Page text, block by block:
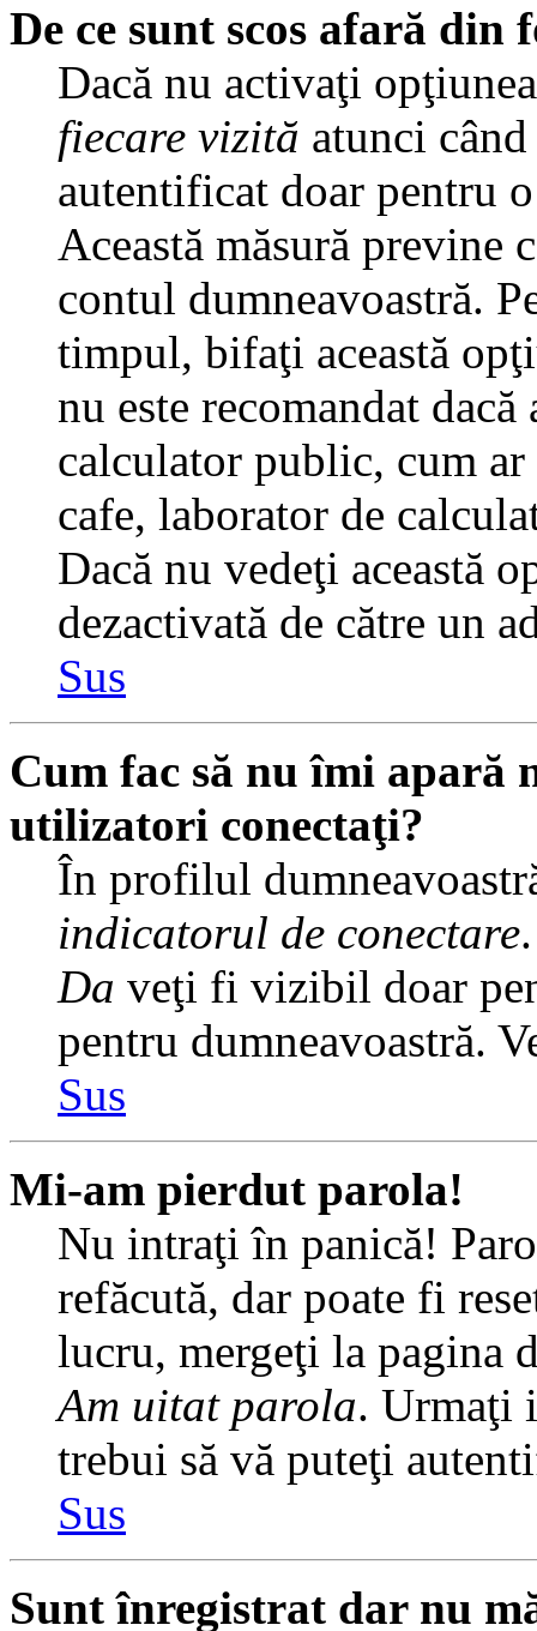
De ce sunt scos afară din
Dacă nu activaţi
fiecare vizită atunci
autentificat doar pentru
Această măsură previne
contul dumneavoastră.
timpul, bifaţi această
nu este recomandat
calculator public, cum
cafe, laborator de
Dacă nu vedeţi această
dezactivată de către un
Sus
Cum fac să nu îmi apară
utilizatori conectaţi?
În profilul
indicatorul de conectare
Da veţi fi vizibil doar
pentru dumneavoastră.
Sus
Mi-am pierdut parola!
Nu intraţi în panică!
refăcută, dar poate fi
lucru, mergeţi la pagina
Am uitat parola. Urmaţi
trebui să vă puteţi
Sus
Sunt înregistrat dar nu